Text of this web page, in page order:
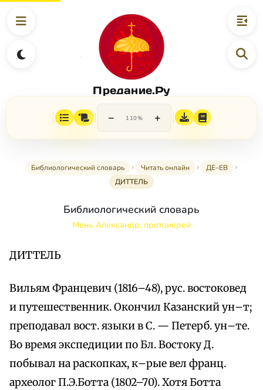
Предание.Ру
− 110% +
Библиологический словарь Читать онлайн
ДЕ–ЕВ
ДИТТЕЛЬ
Библиологический словарь
Мень Александр, протоиерей
ДИТТЕЛЬ
Вильям Францевич (1816–48), рус. востоковед
и путешественник. Окончил Казанский ун–т;
преподавал вост. языки в С. — Петерб. ун–те.
Во время экспедиции по Бл. Востоку Д.
побывал на раскопках, к–рые вел франц.
археолог П.Э.Ботта (1802–70). Хотя Ботта